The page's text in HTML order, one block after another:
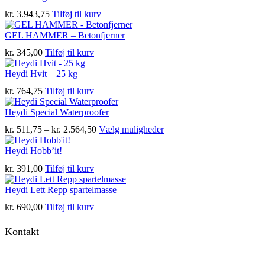
kr. 3.943,75 Tilføj til kurv
GEL HAMMER – Betonfjerner
kr. 345,00 Tilføj til kurv
Heydi Hvit – 25 kg
kr. 764,75 Tilføj til kurv
Heydi Special Waterproofer
kr. 511,75 – kr. 2.564,50Prisinterval:
Vælg mulighederDette
Heydi Hobb’it!
kr. 391,00 Tilføj til kurv
Heydi Lett Repp spartelmasse
kr. 690,00 Tilføj til kurv
Kontakt